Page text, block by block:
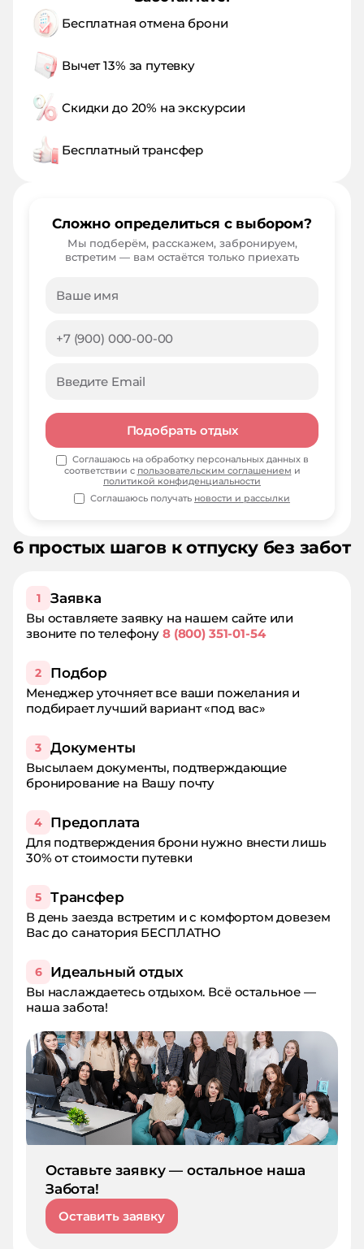
6 простых шагов к отпуску без забот
1 Заявка
Вы оставляете заявку на нашем сайте или
звоните по телефону8 (800) 351-01-54
2 Подбор
Менеджер уточняет все ваши пожелания и
подбирает лучший вариант «под вас»
3 Документы
Высылаем документы, подтверждающие
бронирование на Вашу почту
4 Предоплата
Для подтверждения брони нужно внести лишь
30% от стоимости путевки
5 Трансфер
В день заезда встретим и с комфортом довезем
Вас до санатория БЕСПЛАТНО
6 Идеальный отдых
Вы наслаждаетесь отдыхом. Всё остальное —
наша забота!
Оставьте заявку — остальное наша
Забота!
Оставить заявку
Бесплатная отмена брони
Вычет 13% за путевку
Скидки до 20% на экскурсии
Бесплатный трансфер
Сложно определиться с выбором?
Мы подберём, расскажем, забронируем,
встретим — вам остаётся только приехать
Подобрать отдых
Соглашаюсь на обработку персональных данных в
соответствии с пользовательским соглашением и
политикой конфиденциальности
Соглашаюсь получать новости и рассылки